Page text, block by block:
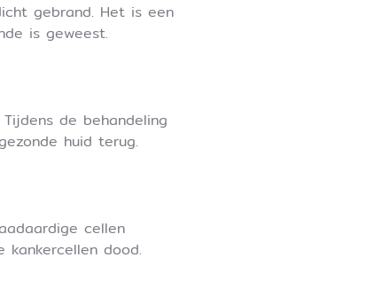
gebrand. Het is een
is geweest.
de behandeling
huid terug.
cellen
dood.